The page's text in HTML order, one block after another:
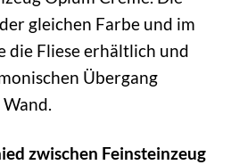
gleichen Farbe und im
die Fliese erhältlich und
Übergang
zwischen Feinsteinzeug